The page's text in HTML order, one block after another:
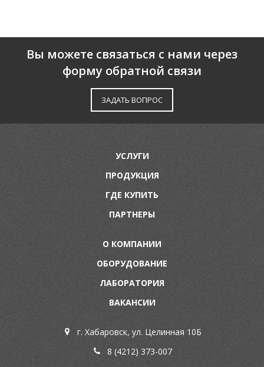
Вы можете связаться с нами через
форму обратной связи
ЗАДАТЬ ВОПРОС
УСЛУГИ
ПРОДУКЦИЯ
ГДЕ КУПИТЬ
ПАРТНЕРЫ
О КОМПАНИИ
ОБОРУДОВАНИЕ
ЛАБОРАТОРИЯ
ВАКАНСИИ
г. Хабаровск, ул. Целинная 10Б
8 (4212) 373-007